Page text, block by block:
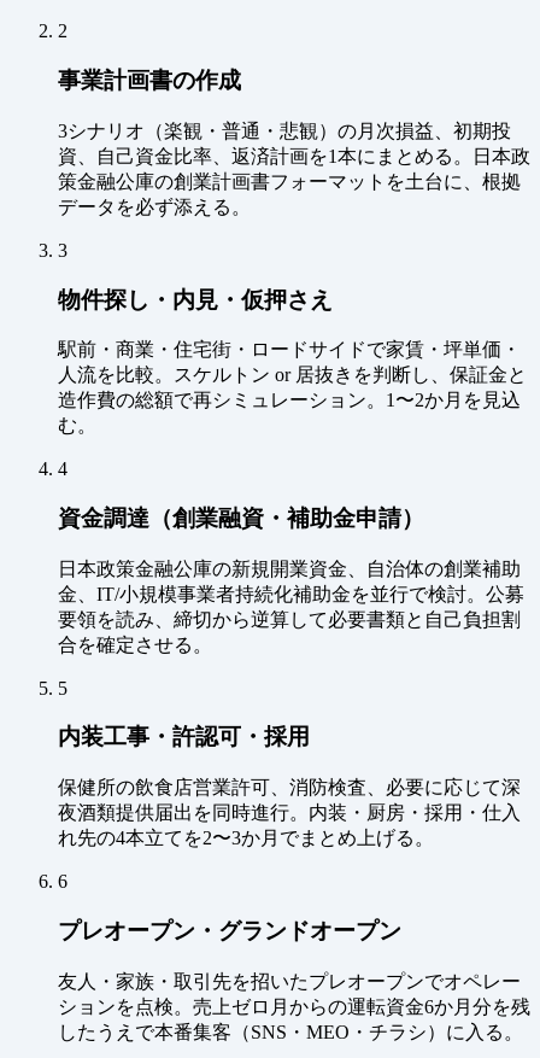
2
事業計画書の作成
3シナリオ（楽観・普通・悲観）の月次損益、初期投
資、自己資金比率、返済計画を1本にまとめる。日本政
策金融公庫の創業計画書フォーマットを土台に、根拠
データを必ず添える。
3
物件探し・内見・仮押さえ
駅前・商業・住宅街・ロードサイドで家賃・坪単価・
人流を比較。スケルトン or 居抜きを判断し、保証金と
造作費の総額で再シミュレーション。1〜2か月を見込
む。
4
資金調達（創業融資・補助金申請）
日本政策金融公庫の新規開業資金、自治体の創業補助
金、IT/小規模事業者持続化補助金を並行で検討。公募
要領を読み、締切から逆算して必要書類と自己負担割
合を確定させる。
5
内装工事・許認可・採用
保健所の飲食店営業許可、消防検査、必要に応じて深
夜酒類提供届出を同時進行。内装・厨房・採用・仕入
れ先の4本立てを2〜3か月でまとめ上げる。
6
プレオープン・グランドオープン
友人・家族・取引先を招いたプレオープンでオペレー
ションを点検。売上ゼロ月からの運転資金6か月分を残
したうえで本番集客（SNS・MEO・チラシ）に入る。